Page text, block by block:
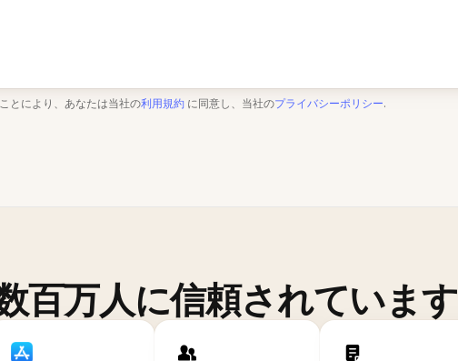
とにより、あなたは当社の利用規約 に同意し、当社のプライバシーポリシー.
百万人に信頼されています